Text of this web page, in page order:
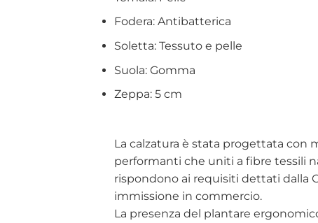
Fodera: Antibatterica
Soletta: Tessuto e pelle
Suola: Gomma
Zeppa: 5 cm
La calzatura è stata progettata con
performanti che uniti a fibre tessili
rispondono ai requisiti dettati dalla
immissione in commercio.
La presenza del plantare